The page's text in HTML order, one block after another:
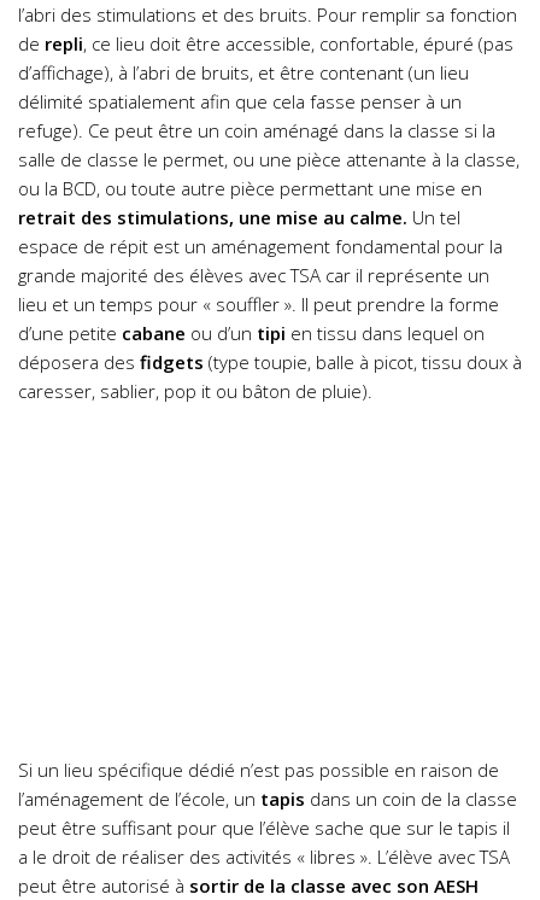
l’abri des stimulations et des bruits. Pour remplir sa fonction
de repli, ce lieu doit être accessible, confortable, épuré (pas
d’affichage), à l’abri de bruits, et être contenant (un lieu
délimité spatialement afin que cela fasse penser à un
refuge). Ce peut être un coin aménagé dans la classe si la
salle de classe le permet, ou une pièce attenante à la classe,
ou la BCD, ou toute autre pièce permettant une mise en
retrait des stimulations, une mise au calme. Un tel
espace de répit est un aménagement fondamental pour la
grande majorité des élèves avec TSA car il représente un
lieu et un temps pour « souffler ». Il peut prendre la forme
d’une petite cabane ou d’un tipi en tissu dans lequel on
déposera des fidgets (type toupie, balle à picot, tissu doux à
caresser, sablier, pop it ou bâton de pluie).
Si un lieu spécifique dédié n’est pas possible en raison de
l’aménagement de l’école, un tapis dans un coin de la classe
peut être suffisant pour que l’élève sache que sur le tapis il
a le droit de réaliser des activités « libres ». L’élève avec TSA
peut être autorisé à sortir de la classe avec son AESH